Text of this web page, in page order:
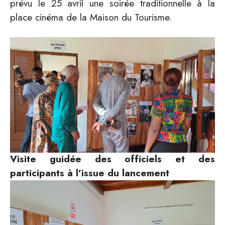
prévu le 25 avril une soirée traditionnelle à la
place cinéma de la Maison du Tourisme.
Visite guidée des officiels et des
participants à l’issue du lancement